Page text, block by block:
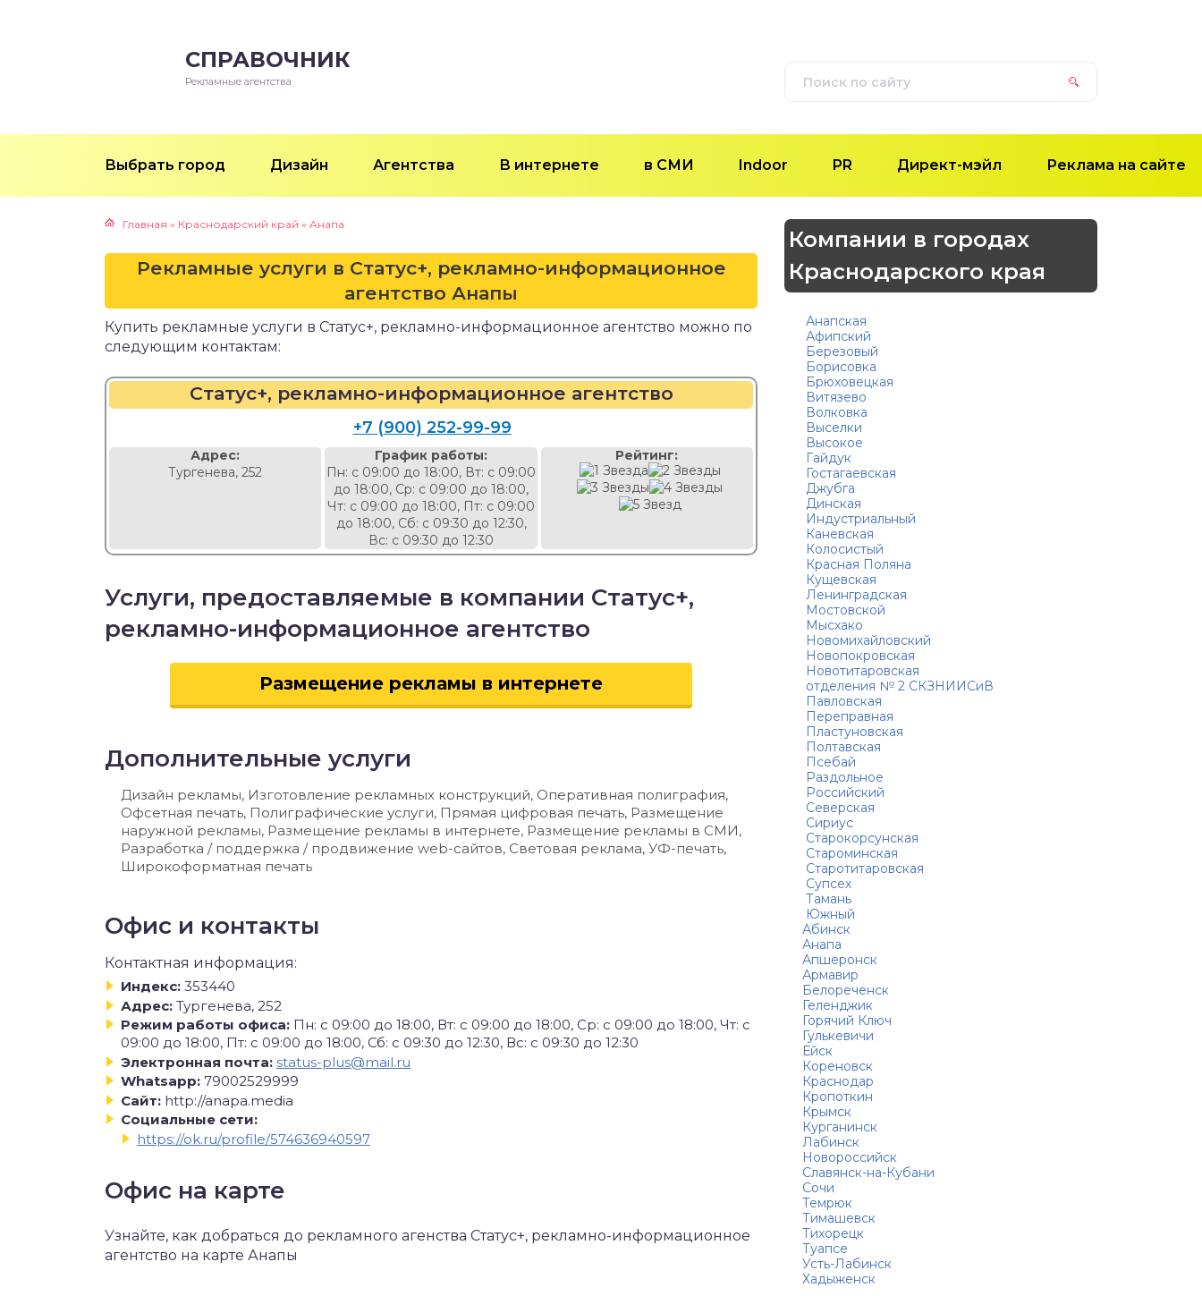
СПРАВОЧНИК
Рекламные агентства
Выбрать город Дизайн Агентства В интернете в СМИ Indoor PR Директ-мэйл Реклама на сайте
Главная » Краснодарский край » Анапа
Рекламные услуги в Статус+, рекламно-информационное
агентство Анапы
Купить рекламные услуги в Статус+, рекламно-информационное агентство можно по
следующим контактам:
Статус+, рекламно-информационное агентство
+7 (900) 252-99-99
Адрес:
Тургенева, 252
График работы:
Пн: с 09:00 до 18:00, Вт: с 09:00
до 18:00, Ср: с 09:00 до 18:00,
Чт: с 09:00 до 18:00, Пт: с 09:00
до 18:00, Сб: с 09:30 до 12:30,
Вс: с 09:30 до 12:30
Рейтинг:
Услуги, предоставляемые в компании Статус+,
рекламно-информационное агентство
Размещение рекламы в интернете
Дополнительные услуги
Дизайн рекламы, Изготовление рекламных конструкций, Оперативная полиграфия,
Офсетная печать, Полиграфические услуги, Прямая цифровая печать, Размещение
наружной рекламы, Размещение рекламы в интернете, Размещение рекламы в СМИ,
Разработка / поддержка / продвижение web-сайтов, Световая реклама, УФ-печать,
Широкоформатная печать
Офис и контакты
Контактная информация:
Индекс: 353440
Адрес: Тургенева, 252
Режим работы офиса: Пн: с 09:00 до 18:00, Вт: с 09:00 до 18:00, Ср: с 09:00 до 18:00, Чт: с
09:00 до 18:00, Пт: с 09:00 до 18:00, Сб: с 09:30 до 12:30, Вс: с 09:30 до 12:30
Электронная почта: status-plus@mail.ru
Whatsapp: 79002529999
Сайт: http://anapa.media
Социальные сети:
https://ok.ru/profile/574636940597
Офис на карте
Узнайте, как добраться до рекламного агенства Статус+, рекламно-информационное
агентство на карте Анапы
Компании в городах
Краснодарского края
Анапская
Афипский
Березовый
Борисовка
Брюховецкая
Витязево
Волковка
Выселки
Высокое
Гайдук
Гостагаевская
Джубга
Динская
Индустриальный
Каневская
Колосистый
Красная Поляна
Кущевская
Ленинградская
Мостовской
Мысхако
Новомихайловский
Новопокровская
Новотитаровская
отделения № 2 СКЗНИИСиВ
Павловская
Переправная
Пластуновская
Полтавская
Псебай
Раздольное
Российский
Северская
Сириус
Старокорсунская
Староминская
Старотитаровская
Супсех
Тамань
Южный
Абинск
Анапа
Апшеронск
Армавир
Белореченск
Геленджик
Горячий Ключ
Гулькевичи
Ейск
Кореновск
Краснодар
Кропоткин
Крымск
Курганинск
Лабинск
Новороссийск
Славянск-на-Кубани
Сочи
Темрюк
Тимашевск
Тихорецк
Туапсе
Усть-Лабинск
Хадыженск